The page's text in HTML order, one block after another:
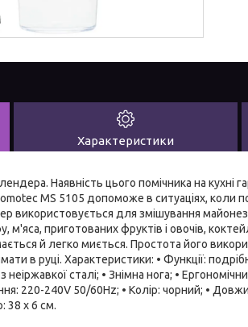
Характеристики
Наявність цього помічника на кухні
MS 5105 допоможе в ситуаціях, коли
використовується для змішування
м'яса, приготованих фруктів і овочів,
й легко миється. Простота його
в руці. Характеристики: • Функції:
неіржавкої сталі; • Знімна нога; •
220-240V 50/60Hz; • Колір: чорний; •
38 x 6 см.